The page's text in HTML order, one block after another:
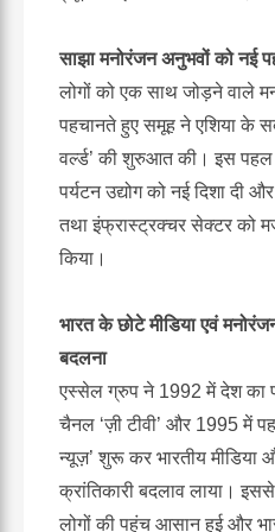
साझा मनोरंजन अनुभवों को नई
लोगों को एक साथ जोड़ने वाले
पहचानते हुए समूह ने एशिया के
वर्ल्ड’ की शुरुआत की। इस
पर्यटन उद्योग को नई दिशा दी
तथा इंफ्रास्ट्रक्चर सेक्टर को
किया।
भारत के छोटे मीडिया एवं
बदलना
एस्सेल ग्रुप ने 1992 में देश का
चैनल ‘ज़ी टीवी’ और 1995 में
न्यूज़’ शुरू कर भारतीय मीडिया
क्रांतिकारी बदलाव लाया।
लोगों की पहुंच आसान हुई और